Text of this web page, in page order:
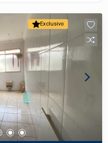
Exclusivo